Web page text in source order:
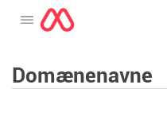
Åbne menuen
Domænenavne